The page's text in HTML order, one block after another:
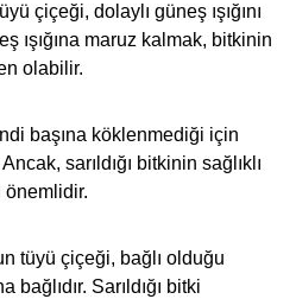
çiçeği, dolaylı güneş ışığını
ışığına maruz kalmak, bitkinin
olabilir.
başına köklenmediği için
sarıldığı bitkinin sağlıklı
önemlidir.
tüyü çiçeği, bağlı olduğu
bağlıdır. Sarıldığı bitki